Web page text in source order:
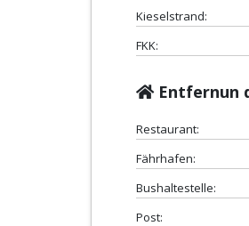
Kieselstrand:
FKK:
Entfernun
Restaurant:
Fährhafen:
Bushaltestelle:
Post: